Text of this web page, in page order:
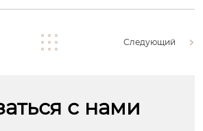
Следующий
с нами